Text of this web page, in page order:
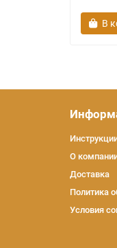
В
О
Доставка
Политика
Условия